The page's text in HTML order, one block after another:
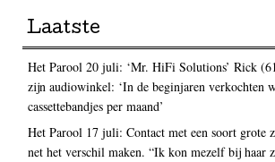
Laatste
Het Parool 20 juli: ‘Mr. HiFi Solutions’ Rick
zijn audiowinkel: ‘In de beginjaren verkochten
cassettebandjes per maand’
Het Parool 17 juli: Contact met een soort grote
net het verschil maken. “Ik kon mezelf bij haar